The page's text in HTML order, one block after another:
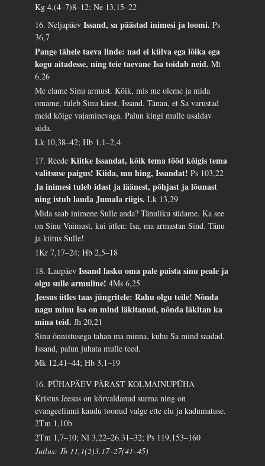
Kg 4,(4–7)8–12; Ne 13,15–22
16. NeljapäevIssand, sa päästad inimesi ja loomi.Ps
36,7
Pange tähele taeva linde: nad ei külva ega lõika ega
kogu aitadesse, ning teie taevane Isa toidab neid.Mt
6,26
Me elame Sinu armust. Kõik, mis me oleme ja mida
omame, tuleb Sinu käest, Issand. Tänan, et Sa varustad
meid kõige vajaminevaga. Palun kingi mulle usaldav
süda.
Lk 10,38–42; Hb 1,1–2,4
17. ReedeKiitke Issandat, kõik tema tööd kõigis tema
valitsuse paigus! Kiida, mu hing, Issandat!Ps 103,22
Ja inimesi tuleb idast ja läänest, põhjast ja lõunast
ning istub lauda Jumala riigis.Lk 13,29
Mida saab inimene Sulle anda? Tänuliku südame. Ka see
on Sinu Vaimust, kui ütlen: Isa, ma armastan Sind. Tänu
ja kiitus Sulle!
1Kr 7,17–24; Hb 2,5–18
18. LaupäevIssand lasku oma pale paista sinu peale ja
olgu sulle armuline!4Ms 6,25
Jeesus ütles taas jüngritele: Rahu olgu teile! Nõnda
nagu minu Isa on mind läkitanud, nõnda läkitan ka
mina teid.Jh 20,21
Sinu õnnistusega tahan ma minna, kuhu Sa mind saadad.
Issand, palun juhata mulle teed.
Mk 12,41–44; Hb 3,1–19
16. PÜHAPÄEV PÄRAST KOLMAINUPÜHA
Kristus Jeesus on kõrvaldanud surma ning on
evangeeliumi kaudu toonud valge ette elu ja kadumatuse.
2Tm 1,10b
2Tm 1,7–10; Nl 3,22–26.31–32; Ps 119,153–160
Jutlus: Jh 11,1(2)3.17–27(41–45)